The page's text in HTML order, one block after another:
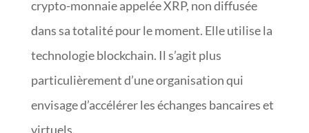
crypto-monnaie appelée XRP, non diffusée
dans sa totalité pour le moment. Elle utilise la
technologie blockchain. Il s’agit plus
particulièrement d’une organisation qui
envisage d’accélérer les échanges bancaires et
virtuels.